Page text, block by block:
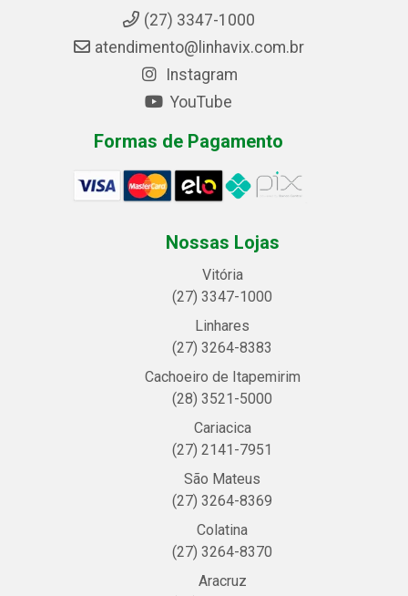
(27) 3347-1000
atendimento@linhavix.com.br
Instagram
YouTube
Formas de Pagamento
Nossas Lojas
Vitória
(27) 3347-1000
Linhares
(27) 3264-8383
Cachoeiro de Itapemirim
(28) 3521-5000
Cariacica
(27) 2141-7951
São Mateus
(27) 3264-8369
Colatina
(27) 3264-8370
Aracruz